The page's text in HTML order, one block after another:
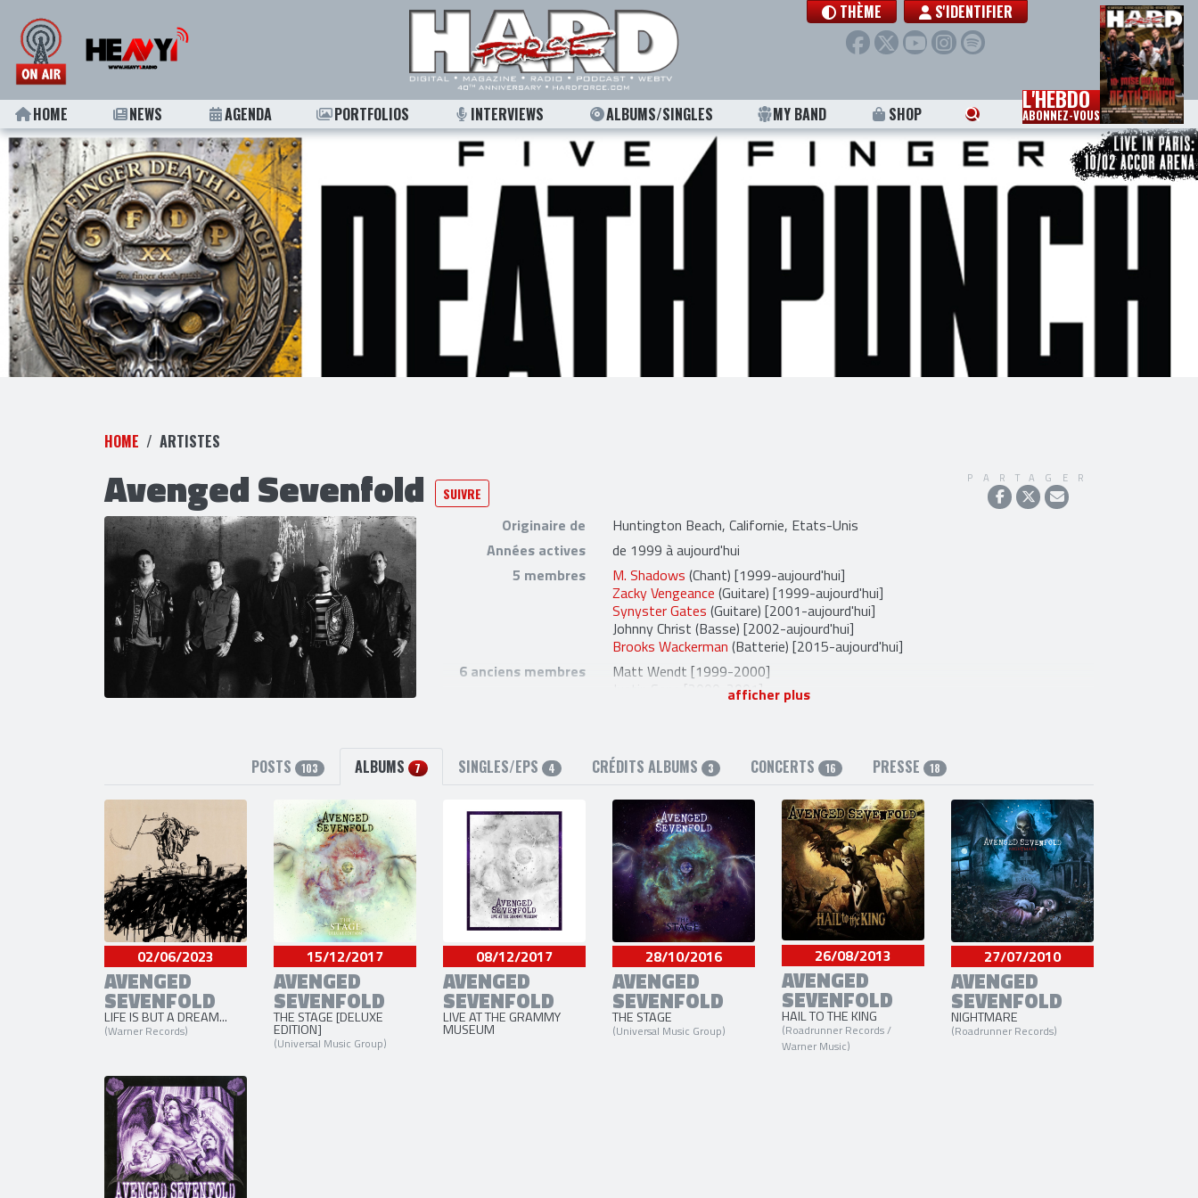
THÈME S'IDENTIFIER
HOME NEWS AGENDA PORTFOLIOS INTERVIEWS ALBUMS/SINGLES MY BAND SHOP L'HEBDO
ABONNEZ-VOUS
HOME ARTISTES
Avenged Sevenfold SUIVRE
PARTAGER
Originaire de
Huntington Beach, Californie, Etats-Unis
Années actives
de 1999 à aujourd'hui
5 membres
M. Shadows (Chant) [1999-aujourd'hui]
Zacky Vengeance (Guitare) [1999-aujourd'hui]
Synyster Gates (Guitare) [2001-aujourd'hui]
Johnny Christ (Basse) [2002-aujourd'hui]
Brooks Wackerman (Batterie) [2015-aujourd'hui]
6 anciens membres
Matt Wendt [1999-2000]
[2000-2001]
[2001-2002]
Arin Ilejay(Batterie) [2011-2015]
afficher plus
POSTS 103 ALBUMS 7 SINGLES/EPS 4 CRÉDITS ALBUMS 3 CONCERTS 16 PRESSE 18
02/06/2023
AVENGED
SEVENFOLD
LIFE IS BUT A DREAM...
(Warner Records)
15/12/2017
AVENGED
SEVENFOLD
THE STAGE [DELUXE
EDITION]
(Universal Music Group)
08/12/2017
AVENGED
SEVENFOLD
LIVE AT THE GRAMMY
MUSEUM
28/10/2016
AVENGED
SEVENFOLD
THE STAGE
(Universal Music Group)
26/08/2013
AVENGED
SEVENFOLD
HAIL TO THE KING
(Roadrunner Records /
Warner Music)
27/07/2010
AVENGED
SEVENFOLD
NIGHTMARE
(Roadrunner Records)